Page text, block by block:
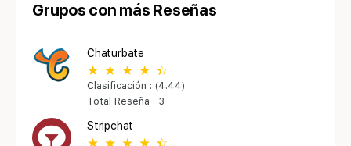
Grupos con más Reseñas
Chaturbate
Clasificación : (4.44)
Total Reseña : 3
Stripchat